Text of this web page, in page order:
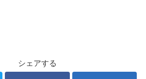
シェアする